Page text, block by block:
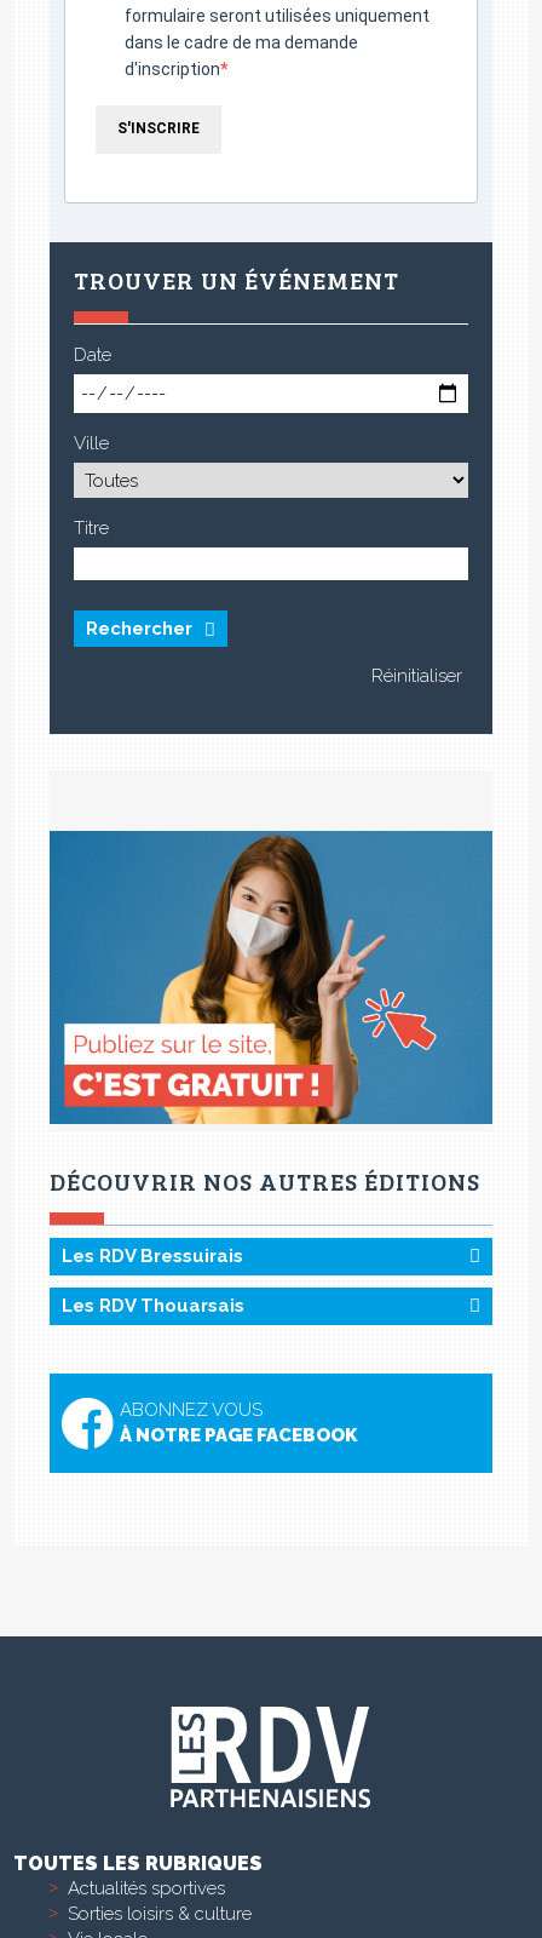
formulaire seront utilisées uniquement
dans le cadre de ma demande
d'inscription
S'INSCRIRE
TROUVER UN ÉVÉNEMENT
Date
Ville
Titre
Rechercher
DÉCOUVRIR NOS AUTRES ÉDITIONS
Les RDV Bressuirais
Les RDV Thouarsais
ABONNEZ VOUS
À NOTRE PAGE FACEBOOK
TOUTES LES RUBRIQUES
Actualités sportives
Sorties loisirs & culture